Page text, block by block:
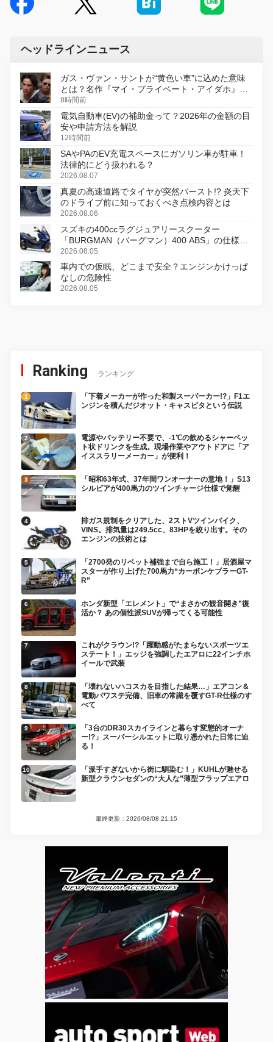
ヘッドラインニュース
ガス・ヴァン・サントが“黄色い車”に込めた意味
とは？名作『マイ・プライベート・アイダホ』が
初のデジタルリマスター版で復活
8時間前
電気自動車(EV)の補助金って？2026年の金額の目
安や申請方法を解説
12時間前
SAやPAのEV充電スペースにガソリン車が駐車！
法律的にどう扱われる？
2026.08.07
真夏の高速道路でタイヤが突然バースト!? 炎天下
のドライブ前に知っておくべき点検内容とは
2026.08.06
スズキの400ccラグジュアリースクーター
「BURGMAN（バーグマン）400 ABS」の仕様を
変更し、8月18日に発売
2026.08.05
車内での仮眠、どこまで安全？エンジンかけっぱ
なしの危険性
2026.08.05
Ranking ランキング
「下着メーカーが作った和製スーパーカー!?」F1エ
ンジンを積んだジオット・キャスピタという伝説
電源やバッテリー不要で、-1℃の飲めるシャーベッ
ト状ドリンクを生成。現場作業やアウトドアに「ア
イススラリーメーカー」が便利！
「昭和63年式、37年間ワンオーナーの意地！」S13
シルビアが400馬力のツインチャージ仕様で覚醒
排ガス規制をクリアした、2ストVツインバイク、
VINS。排気量は249.5cc、83HPを絞り出す。その
エンジンの技術とは
「2700発のリベット補強まで自ら施工！」居酒屋マ
スターが作り上げた700馬力“カーボンケブラーGT-
R”
ホンダ新型「エレメント」で“まさかの観音開き”復
活か？ あの個性派SUVが帰ってくる可能性
これがクラウン!?「躍動感がたまらないスポーツエ
ステート！」エッジを強調したエアロに22インチホ
イールで武装
「壊れないハコスカを目指した結果…」エアコン＆
電動パワステ完備、旧車の常識を覆すGT-R仕様のす
べて
「3台のDR30スカイラインと暮らす変態的オーナ
ー!?」スーパーシルエットに取り憑かれた日常に迫
る！
「派手すぎないから街に馴染む！」KUHLが魅せる
新型クラウンセダンの“大人な”薄型フラップエアロ
最終更新：2026/08/08 21:15